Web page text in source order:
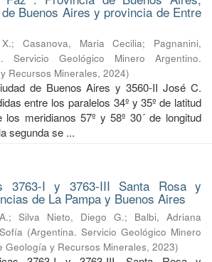
Buenos Aires y provincia de Entre
;Casanova, Maria Cecilia; Pagnanini,
Servicio Geológico Minero Argentino.
Recursos Minerales, 2024)
de Buenos Aires y 3560-II José C.
entre los paralelos 34º y 35º de latitud
meridianos 57º y 58º 30´ de longitud
segunda se ...
3763-I y 3763-III Santa Rosa y
de La Pampa y Buenos Aires
; Silva Nieto, Diego G.; Balbi, Adriana
(Argentina. Servicio Geológico Minero
Geología y Recursos Minerales, 2023)